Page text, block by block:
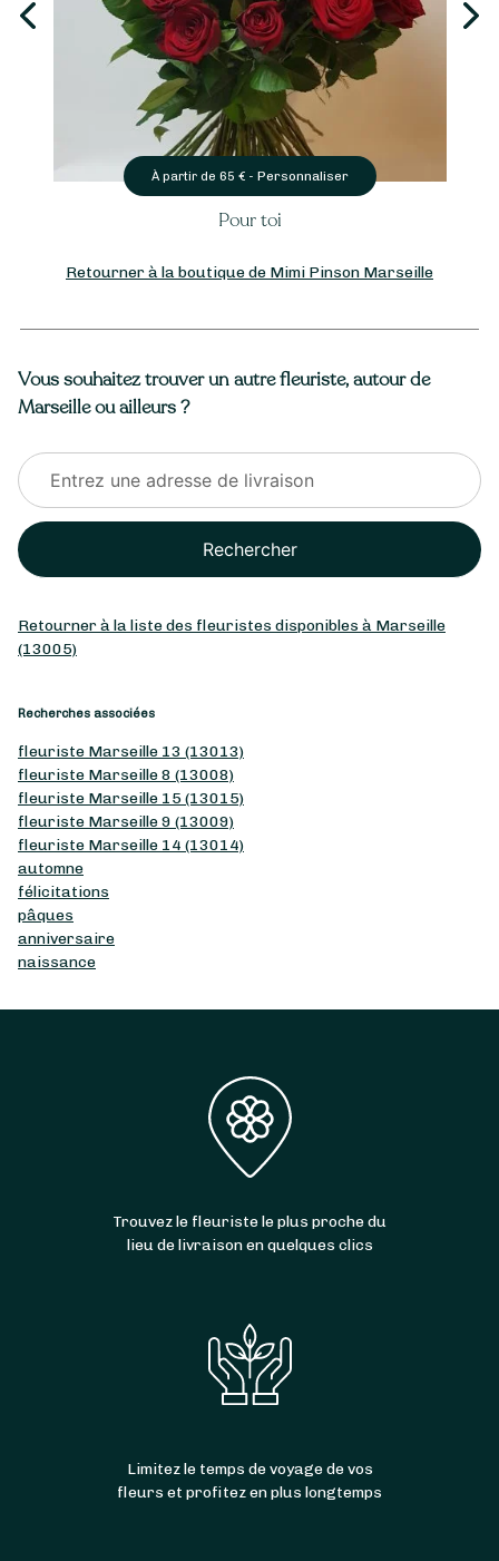
À partir de 65 € - Personnaliser
Pour toi
Retourner à la boutique de Mimi Pinson Marseille
Vous souhaitez trouver un autre fleuriste, autour de
Marseille ou ailleurs ?
Rechercher
Retourner à la liste des fleuristes disponibles à Marseille
(13005)
Recherches associées
fleuriste Marseille 13 (13013)
fleuriste Marseille 8 (13008)
fleuriste Marseille 15 (13015)
fleuriste Marseille 9 (13009)
fleuriste Marseille 14 (13014)
automne
félicitations
pâques
anniversaire
naissance
Trouvez le fleuriste le plus proche du
lieu de livraison en quelques clics
Limitez le temps de voyage de vos
fleurs et profitez en plus longtemps